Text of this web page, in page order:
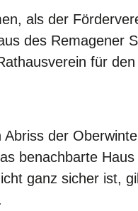
als der
des Remagener
für
der
benachbarte
ganz sicher ist,